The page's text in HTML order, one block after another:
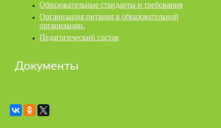
Образовательные стандарты и требования
Организация питания в образовательной
организации.
Педагогический состав
Документы